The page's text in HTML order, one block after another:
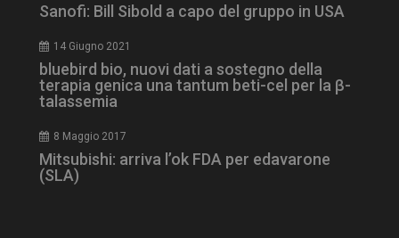
Sanofi: Bill Sibold a capo del gruppo in USA
14 Giugno 2021
bluebird bio, nuovi dati a sostegno della
terapia genica una tantum beti-cel per la β-
talassemia
8 Maggio 2017
Mitsubishi: arriva l’ok FDA per edavarone
(SLA)